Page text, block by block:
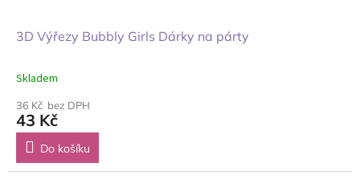
3D Výřezy Bubbly Girls Dárky na párty
Skladem
36 Kč bez DPH
43 Kč
Do košíku